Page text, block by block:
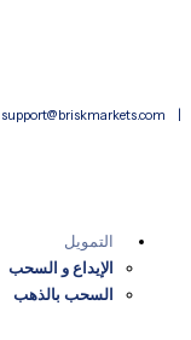
support@briskmarkets.com
التمويل
الإيداع و السحب
السحب بالذهب